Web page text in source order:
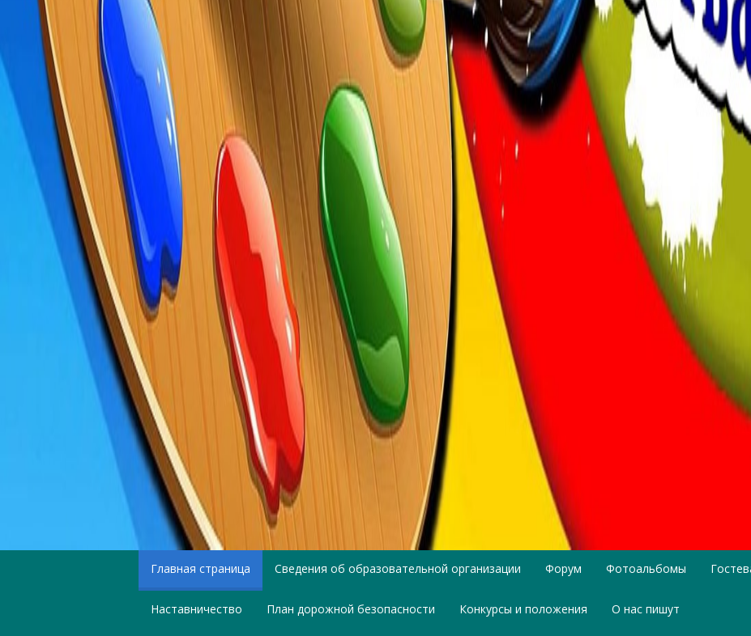
Главная страница Сведения об образовательной организации Форум Фотоальбомы
Наставничество План дорожной безопасности Конкурсы и положения О нас пишут